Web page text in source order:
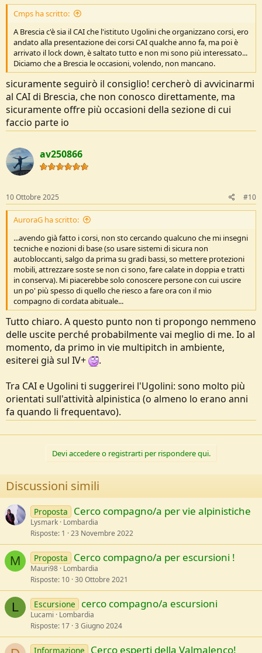
Cmps ha scritto:
A Brescia c'è sia il CAI che l'istituto Ugolini che organizzano corsi, ero
andato alla presentazione dei corsi CAI qualche anno fa, ma poi è
arrivato il lock down, è saltato tutto e non mi sono più interessato...
Diciamo che a Brescia le occasioni, volendo, non mancano.
sicuramente seguirò il consiglio! cercherò di avvicinarmi
al CAI di Brescia, che non conosco direttamente, ma
sicuramente offre più occasioni della sezione di cui
faccio parte io
av250866
10 Ottobre 2025 #10
AuroraG ha scritto:
...avendo già fatto i corsi, non sto cercando qualcuno che mi insegni
tecniche e nozioni di base (so usare sistemi di sicura non
autobloccanti, salgo da prima su gradi bassi, so mettere protezioni
mobili, attrezzare soste se non ci sono, fare calate in doppia e tratti
in conserva). Mi piacerebbe solo conoscere persone con cui uscire
un po' più spesso di quello che riesco a fare ora con il mio
compagno di cordata abituale...
Tutto chiaro. A questo punto non ti propongo nemmeno
delle uscite perché probabilmente vai meglio di me. Io al
momento, da primo in vie multipitch in ambiente,
esiterei già sul IV+
.
Tra CAI e Ugolini ti suggerirei l'Ugolini: sono molto più
orientati sull'attività alpinistica (o almeno lo erano anni
fa quando li frequentavo).
Devi accedere o registrarti per rispondere qui.
Discussioni simili
Proposta Cerco compagno/a per vie alpinistiche
Lysmark Lombardia
Risposte 1 23 Novembre 2022
M Proposta Cerco compagno/a per escursioni !
Mauri98 Lombardia
Risposte 10 30 Ottobre 2021
L Escursione cerco compagno/a escursioni
Lucami
Lombardia
Risposte 17 3 Giugno 2024
Informazione Cerco esperti della Valmalenco!